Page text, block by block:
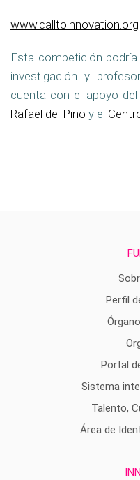
www.calltoinnovation.org
Esta competición
investigación y
cuenta con el apoyo del
Rafael del Pino y el
Perfil
Portal
Sistema
Talento,
Área de